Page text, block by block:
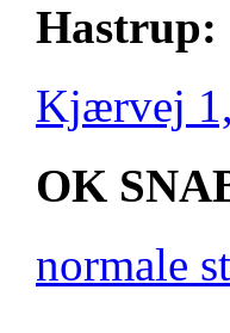
Hastrup:
Kjærvej
OK
normale